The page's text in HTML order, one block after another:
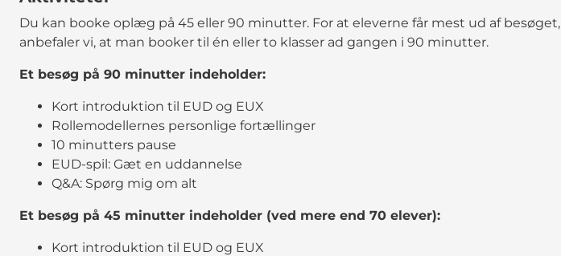
Du kan booke oplæg på 45 eller 90 minutter. For at eleverne får mest ud af besøget,
anbefaler vi, at man booker til én eller to klasser ad gangen i 90 minutter.
Et besøg på 90 minutter indeholder:
Kort introduktion til EUD og EUX
Rollemodellernes personlige fortællinger
10 minutters pause
EUD-spil: Gæt en uddannelse
Q&A: Spørg mig om alt
Et besøg på 45 minutter indeholder (ved mere end 70 elever):
Kort introduktion til EUD og EUX